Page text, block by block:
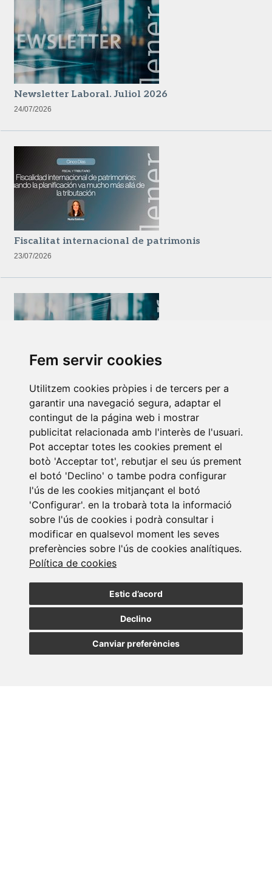
Fem servir cookies
Utilitzem cookies pròpies i de tercers per a
garantir una navegació segura, adaptar el
contingut de la página web i mostrar
publicitat relacionada amb l'interès de l'usuari.
Pot acceptar totes les cookies prement el
botò 'Acceptar tot', rebutjar el seu ús prement
el botó 'Declino' o tambe podra configurar
l'ús de les cookies mitjançant el botó
'Configurar'. en la trobarà tota la informació
sobre l'ús de cookies i podrà consultar i
modificar en qualsevol moment les seves
preferències sobre l'ús de cookies analítiques.
Política de cookies
Estic d’acord
Declino
Canviar preferències
Newsletter Laboral. Juliol 2026
24/07/2026
Fiscalitat internacional de patrimonis
23/07/2026
Newsletter Insolvències i Situacions Especials
14/07/2026
Subscriure a la
newsletter
Assabenta't de les nostres últimes notícies
SUBSCRIURE